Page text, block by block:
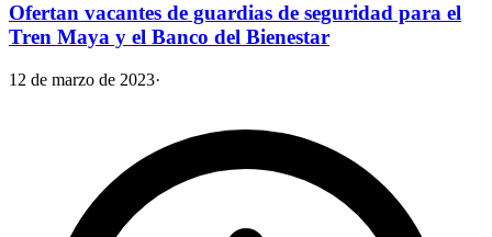
Ofertan vacantes de guardias de seguridad para el
Tren Maya y el Banco del Bienestar
12 de marzo de 2023·